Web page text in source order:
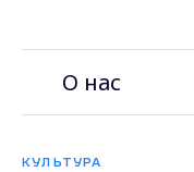
О нас
КУЛЬТУРА